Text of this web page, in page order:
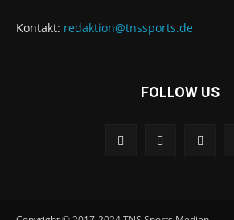
Kontakt: redaktion@tnssports.de
FOLLOW US